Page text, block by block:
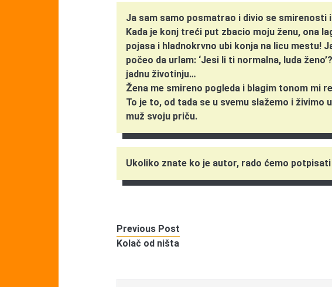
Ja sam samo posmatrao i divio se smirenosti
Kada je konj treći put zbacio moju ženu, ona
pojasa i hladnokrvno ubi konja na licu mestu!
počeo da urlam: ‘Jesi li ti normalna, luda
jadnu životinju…
Žena me smireno pogleda i blagim tonom mi
To je to, od tada se u svemu slažemo i živimo
muž svoju priču.
Ukoliko znate ko je autor, rado ćemo potpisati
Previous Post
Kolač od ništa